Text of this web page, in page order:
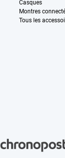
Casques
Montres
Tous les